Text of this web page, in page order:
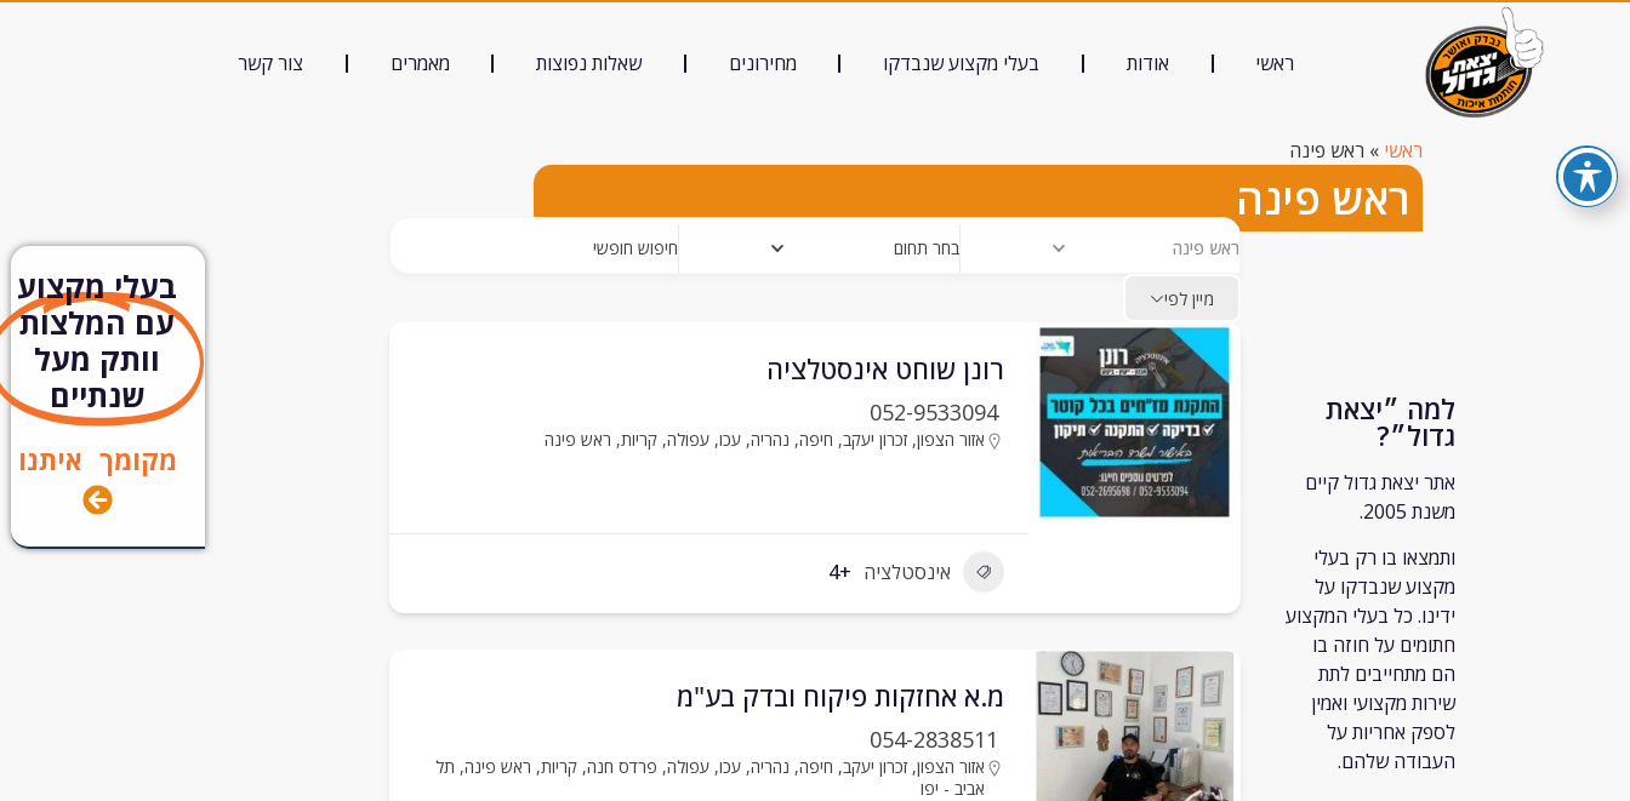
ראשי אודות בעלי מקצוע שנבדקו מחירונים שאלות נפוצות מאמרים צור קשר
ראשי » ראש פינה
ראש פינה
למה ״יצאת
גדול״?
אתר יצאת גדול קיים
משנת 2005.
ותמצאו בו רק בעלי
מקצוע שנבדקו על
ידינו. כל בעלי המקצוע
חתומים על חוזה בו
הם מתחייבים לתת
שירות מקצועי ואמין
לספק אחריות על
העבודה שלהם.
ראש פינה בחר תחום חיפוש חופשי
מיין לפי
רונן שוחט אינסטלציה
052-9533094
אזור הצפון,זכרון יעקב, חיפה, נהריה,עכו,עפולה,קריות, ראש פינה
אינסטלציה +4
מ.א אחזקות פיקוח ובדק בע"מ
054-2838511
אזור הצפון,זכרון יעקב, חיפה, נהריה,עכו,עפולה, פרדס חנה,קריות, ראש פינה, תל
אביב - יפו
בעלי מקצוע
עם המלצות
וותק מעל
שנתיים
מקומך איתנו